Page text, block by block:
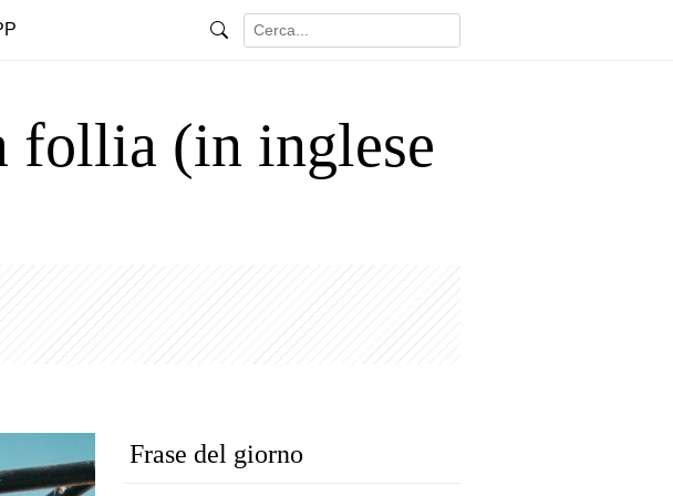
follia (in inglese
Frase del giorno